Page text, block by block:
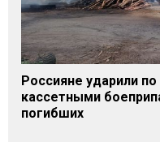
Россияне ударили
кассетными
погибших